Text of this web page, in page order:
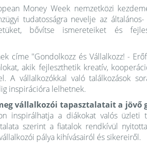
Money Week nemzetközi
tudatosságra nevelje az
bővítse ismereteiket és
címe ''Gondolkozz és Vállalkozz! -
akik fejleszthetik kreatív,
A vállalkozókkal való találkozások
inspirációra lelhetnek.
vállalkozói tapasztalatait a jövő
inspirálhatja a diákokat valós üzleti
szerint a fiatalok rendkívül
pálya kihívásairól és sikereiről.